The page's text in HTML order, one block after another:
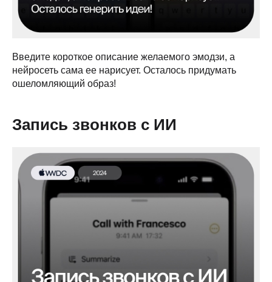
Введите короткое описание желаемого эмодзи, а
нейросеть сама ее нарисует. Осталось придумать
ошеломляющий образ!
Запись звонков с ИИ